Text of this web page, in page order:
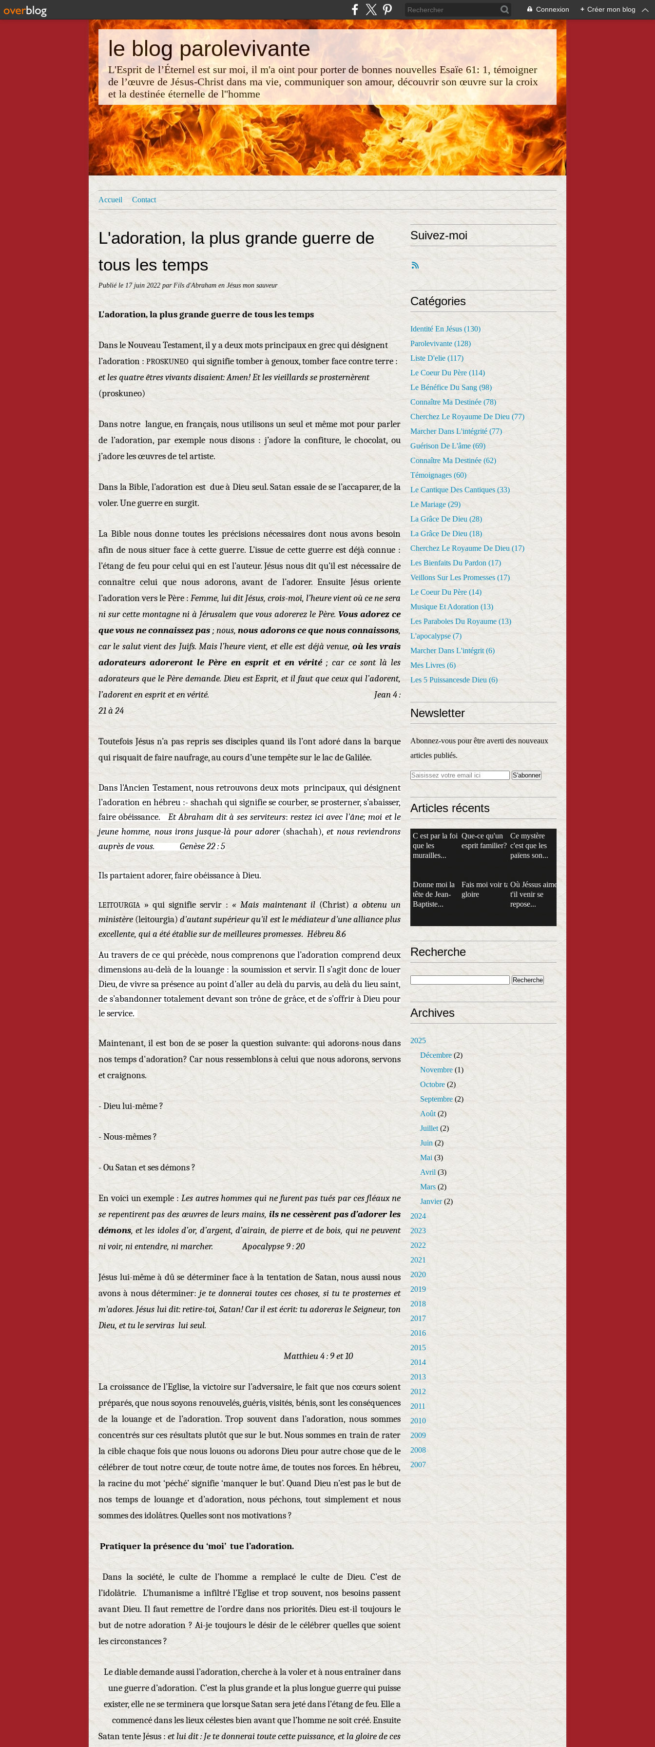
Connexion + Créer mon blog
le blog parolevivante
L'Esprit de l’Éternel est sur moi, il m'a oint pour porter de bonnes nouvelles Esaïe 61: 1, témoigner
de l’œuvre de Jésus-Christ dans ma vie, communiquer son amour, découvrir son œuvre sur la croix
et la destinée éternelle de l''homme
Accueil Contact
L'adoration, la plus grande guerre de
tous les temps
Publié le 17 juin 2022 par Fils d'Abraham en Jésus mon sauveur
L'adoration, la plus grande guerre de tous les temps
Dans le Nouveau Testament, il y a deux mots principaux en grec qui désignent
l’adoration : PROSKUNEO qui signifie tomber à genoux, tomber face contre terre :
et les quatre êtres vivants disaient: Amen! Et les vieillards se prosternèrent
(proskuneo)
Dans notre langue, en français, nous utilisons un seul et même mot pour parler
de l’adoration, par exemple nous disons : j’adore la confiture, le chocolat, ou
j’adore les œuvres de tel artiste.
Dans la Bible, l’adoration est due à Dieu seul. Satan essaie de se l’accaparer, de la
voler. Une guerre en surgit.
La Bible nous donne toutes les précisions nécessaires dont nous avons besoin
afin de nous situer face à cette guerre. L’issue de cette guerre est déjà connue :
l’étang de feu pour celui qui en est l’auteur. Jésus nous dit qu’il est nécessaire de
connaître celui que nous adorons, avant de l’adorer. Ensuite Jésus oriente
l’adoration vers le Père : Femme, lui dit Jésus, crois-moi, l’heure vient où ce ne sera
ni sur cette montagne ni à Jérusalem que vous adorerez le Père. Vous adorez ce
que vous ne connaissez pas ; nous,nous adorons ce que nous connaissons,
car le salut vient des Juifs. Mais l’heure vient, et elle est déjà venue,où les vrais
adorateurs adoreront le Père en esprit et en vérité ; car ce sont là les
adorateurs que le Père demande. Dieu est Esprit, et il faut que ceux qui l’adorent,
l’adorent en esprit et en vérité. Jean 4 :
21 à 24
Toutefois Jésus n’a pas repris ses disciples quand ils l’ont adoré dans la barque
qui risquait de faire naufrage, au cours d’une tempête sur le lac de Galilée.
Dans l'Ancien Testament, nous retrouvons deux mots principaux, qui désignent
l’adoration en hébreu :- shachahqui signifie se courber, se prosterner, s’abaisser,
faire obéissance. Et Abraham dit à ses serviteurs:restez ici avec l'âne; moi et le
jeune homme, nous irons jusque-là pour adorer(shachah),et nous reviendrons
auprès de vous. Genèse 22 : 5
Ils partaient adorer, faire obéissance à Dieu.
LEITOURGIA » qui signifie servir : « Mais maintenant il (Christ) a obtenu un
ministère (leitourgia) d'autant supérieur qu'il est le médiateur d'une alliance plus
excellente, qui a été établie sur de meilleures promesses. Hébreu 8.6
Au travers de ce qui précède, nous comprenons que l’adoration comprend deux
dimensions au-delà de la louange : la soumission et servir. Il s’agit donc de louer
Dieu, de vivre sa présence au point d’aller au delà du parvis, au delà du lieu saint,
de s’abandonner totalement devant son trône de grâce, et de s’offrir à Dieu pour
le service.
Maintenant, il est bon de se poser la question suivante: qui adorons-nous dans
nos temps d'adoration? Car nous ressemblons à celui que nous adorons, servons
et craignons.
- Dieu lui-même ?
- Nous-mêmes ?
- Ou Satan et ses démons ?
En voici un exemple : Les autres hommes qui ne furent pas tués par ces fléaux ne
se repentirent pas des œuvres de leurs mains, ils ne cessèrent pas d’adorer les
démons, et les idoles d’or, d’argent, d’airain, de pierre et de bois, qui ne peuvent
ni voir, ni entendre, ni marcher. Apocalypse 9 : 20
Jésus lui-même à dû se déterminer face à la tentation de Satan, nous aussi nous
avons à nous déterminer: je te donnerai toutes ces choses, si tu te prosternes et
m'adores. Jésus lui dit: retire-toi, Satan! Car il est écrit: tu adoreras le Seigneur, ton
Dieu, et tu le serviras luiseul.
Matthieu 4 : 9 et 10
La croissance de l’Eglise, la victoire sur l’adversaire, le fait que nos cœurs soient
préparés, que nous soyons renouvelés, guéris, visités, bénis, sont les conséquences
de la louange et de l’adoration. Trop souvent dans l’adoration, nous sommes
concentrés sur ces résultats plutôt que sur le but. Nous sommes en train de rater
la cible chaque fois que nous louons ou adorons Dieu pour autre chose que de le
célébrer de tout notre cœur, de toute notre âme, de toutes nos forces. En hébreu,
la racine du mot ‘péché’ signifie ‘manquer le but’. Quand Dieu n’est pas le but de
nos temps de louange et d’adoration, nous péchons, tout simplement et nous
sommes des idolâtres. Quelles sont nos motivations ?
Pratiquer la présence du ‘moi’ tue l’adoration.
Dans la société, le culte de l’homme a remplacé le culte de Dieu. C’est de
l’idolâtrie. L’humanisme a infiltré l’Eglise et trop souvent, nos besoins passent
avant Dieu. Il faut remettre de l’ordre dans nos priorités. Dieu est-il toujours le
but de notre adoration ? Ai-je toujours le désir de le célébrer quelles que soient
les circonstances ?
Le diable demande aussi l’adoration, cherche à la voler et à nous entraîner dans
une guerre d’adoration. C’est la plus grande et la plus longue guerre qui puisse
exister, elle ne se terminera que lorsque Satan sera jeté dans l’étang de feu. Elle a
commencé dans les lieux célestes bien avant que l’homme ne soit créé. Ensuite
Satan tente Jésus : et lui dit : Je te donnerai toute cette puissance, et la gloire de ces
Suivez-moi
Catégories
Identité En Jésus (130)
Parolevivante (128)
Liste D'elie (117)
Le Coeur Du Père (114)
Le Bénéfice Du Sang (98)
Connaître Ma Destinée (78)
Cherchez Le Royaume De Dieu (77)
Marcher Dans L'intégrité (77)
Guérison De L'âme (69)
Connaître Ma Destinée (62)
Témoignages (60)
Le Cantique Des Cantiques (33)
Le Mariage (29)
La Grâce De Dieu (28)
La Grâce De Dieu (18)
Cherchez Le Royaume De Dieu (17)
Les Bienfaits Du Pardon (17)
Veillons Sur Les Promesses (17)
Le Coeur Du Père (14)
Musique Et Adoration (13)
Les Paraboles Du Royaume (13)
L'apocalypse (7)
Marcher Dans L'intégrit (6)
Mes Livres (6)
Les 5 Puissancesde Dieu (6)
Newsletter
Abonnez-vous pour être averti des nouveaux
articles publiés.
Articles récents
C est par la foi
que les
murailles...
Que-ce qu'un
esprit familier?
Ce mystère
c'est que les
païens son...
Donne moi la
tête de Jean-
Baptiste...
Fais moi voir ta
gloire
Où Jéssus aime
t'il venir se
repose...
Recherche
Archives
2025
Décembre (2)
Novembre (1)
Octobre (2)
Septembre (2)
Août (2)
Juillet (2)
Juin (2)
Mai (3)
Avril (3)
Mars (2)
Janvier(2)
2024
2023
2022
2021
2020
2019
2018
2017
2016
2015
2014
2013
2012
2011
2010
2009
2008
2007